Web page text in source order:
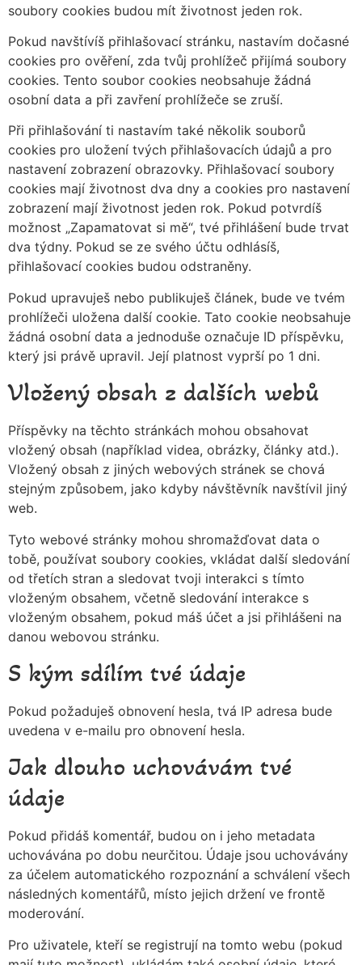
soubory cookies budou mít životnost jeden rok.
Pokud navštívíš přihlašovací stránku, nastavím dočasné
cookies pro ověření, zda tvůj prohlížeč přijímá soubory
cookies. Tento soubor cookies neobsahuje žádná
osobní data a při zavření prohlížeče se zruší.
Při přihlašování ti nastavím také několik souborů
cookies pro uložení tvých přihlašovacích údajů a pro
nastavení zobrazení obrazovky. Přihlašovací soubory
cookies mají životnost dva dny a cookies pro nastavení
zobrazení mají životnost jeden rok. Pokud potvrdíš
možnost „Zapamatovat si mě“, tvé přihlášení bude trvat
dva týdny. Pokud se ze svého účtu odhlásíš,
přihlašovací cookies budou odstraněny.
Pokud upravuješ nebo publikuješ článek, bude ve tvém
prohlížeči uložena další cookie. Tato cookie neobsahuje
žádná osobní data a jednoduše označuje ID příspěvku,
který jsi právě upravil. Její platnost vyprší po 1 dni.
Vložený obsah z dalších webů
Příspěvky na těchto stránkách mohou obsahovat
vložený obsah (například videa, obrázky, články atd.).
Vložený obsah z jiných webových stránek se chová
stejným způsobem, jako kdyby návštěvník navštívil jiný
web.
Tyto webové stránky mohou shromažďovat data o
tobě, používat soubory cookies, vkládat další sledování
od třetích stran a sledovat tvoji interakci s tímto
vloženým obsahem, včetně sledování interakce s
vloženým obsahem, pokud máš účet a jsi přihlášeni na
danou webovou stránku.
S kým sdílím tvé údaje
Pokud požaduješ obnovení hesla, tvá IP adresa bude
uvedena v e-mailu pro obnovení hesla.
Jak dlouho uchovávám tvé
údaje
Pokud přidáš komentář, budou on i jeho metadata
uchovávána po dobu neurčitou. Údaje jsou uchovávány
za účelem automatického rozpoznání a schválení všech
následných komentářů, místo jejich držení ve frontě
moderování.
Pro uživatele, kteří se registrují na tomto webu (pokud